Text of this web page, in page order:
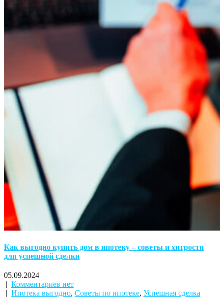
Как выгодно купить дом в ипотеку – советы и хитрости
для успешной сделки
05.09.2024
| Комментариев нет
| Ипотека выгодно, Советы по ипотеке, Успешная сделка